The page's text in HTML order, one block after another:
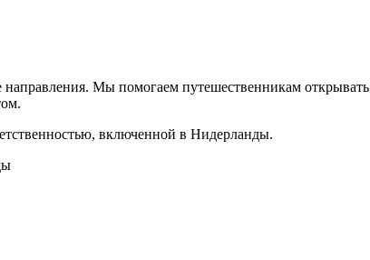
Мы помогаем путешественникам
включенной в Нидерланды.